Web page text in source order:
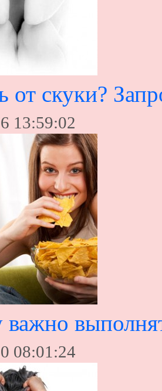
от скуки?
13:59:02
08:01:24